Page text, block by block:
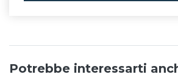
Potrebbe interessarti